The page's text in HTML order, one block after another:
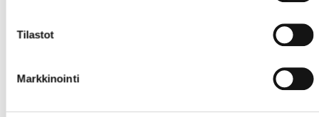
Tilastot
Markkinointi